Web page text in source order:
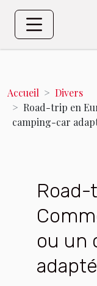
Accueil
Divers
Road-trip en
camping-car
Road-
ou un